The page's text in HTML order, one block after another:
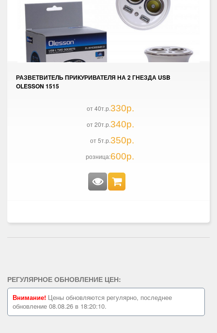
РАЗВЕТВИТЕЛЬ ПРИКУРИВАТЕЛЯ НА 2 ГНЕЗДА USB
OLESSON 1515
от 40т.р.330р.
от 20т.р.340р.
от 5т.р.350р.
розница:600р.
РЕГУЛЯРНОЕ ОБНОВЛЕНИЕ ЦЕН:
Внимание! Цены обновляются регулярно, последнее
обновление 08.08.26 в 18:20:10.